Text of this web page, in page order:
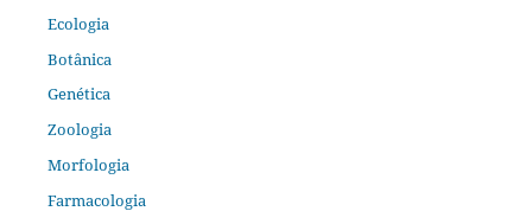
Ecologia
Botânica
Genética
Zoologia
Morfologia
Farmacologia